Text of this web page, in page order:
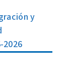
y
2026